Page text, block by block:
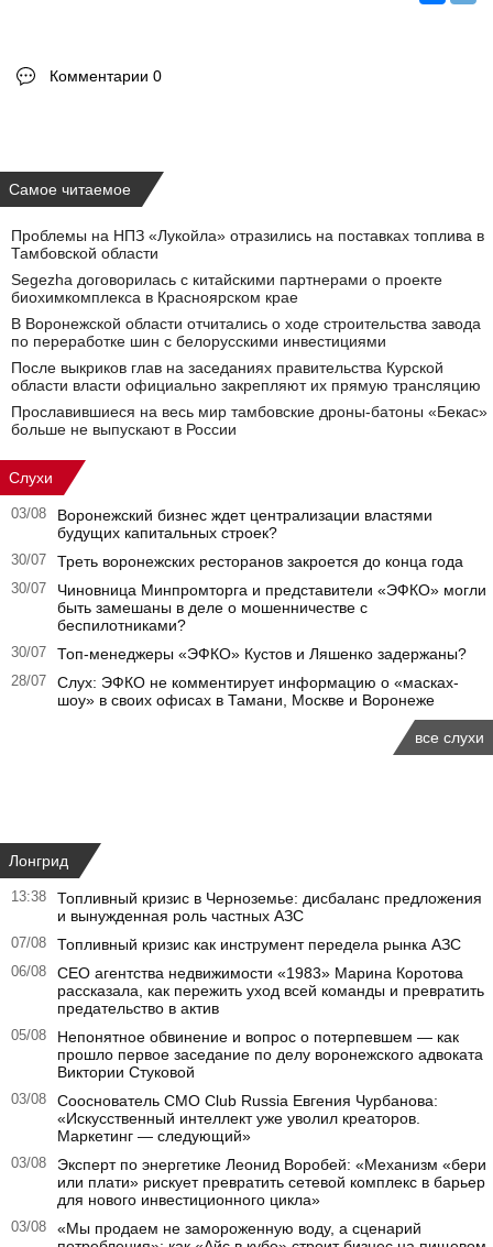
Комментарии 0
Самое читаемое
Проблемы на НПЗ «Лукойла» отразились на поставках топлива в
Тамбовской области
Segezha договорилась с китайскими партнерами о проекте
биохимкомплекса в Красноярском крае
В Воронежской области отчитались о ходе строительства завода
по переработке шин с белорусскими инвестициями
После выкриков глав на заседаниях правительства Курской
области власти официально закрепляют их прямую трансляцию
Прославившиеся на весь мир тамбовские дроны-батоны «Бекас»
больше не выпускают в России
Слухи
03/08
Воронежский бизнес ждет централизации властями
будущих капитальных строек?
30/07 Треть воронежских ресторанов закроется до конца года
30/07
Чиновница Минпромторга и представители «ЭФКО» могли
быть замешаны в деле о мошенничестве с
беспилотниками?
30/07 Топ-менеджеры «ЭФКО» Кустов и Ляшенко задержаны?
28/07
Слух: ЭФКО не комментирует информацию о «масках-
шоу» в своих офисах в Тамани, Москве и Воронеже
все слухи
Лонгрид
13:38
Топливный кризис в Черноземье: дисбаланс предложения
и вынужденная роль частных АЗС
07/08 Топливный кризис как инструмент передела рынка АЗС
06/08
CEO агентства недвижимости «1983» Марина Коротова
рассказала, как пережить уход всей команды и превратить
предательство в актив
05/08
Непонятное обвинение и вопрос о потерпевшем — как
прошло первое заседание по делу воронежского адвоката
Виктории Стуковой
03/08
Сооснователь CMO Club Russia Евгения Чурбанова:
«Искусственный интеллект уже уволил креаторов.
Маркетинг — следующий»
03/08
Эксперт по энергетике Леонид Воробей: «Механизм «бери
или плати» рискует превратить сетевой комплекс в барьер
для нового инвестиционного цикла»
03/08
«Мы продаем не замороженную воду, а сценарий